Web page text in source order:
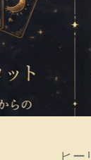
ヒー